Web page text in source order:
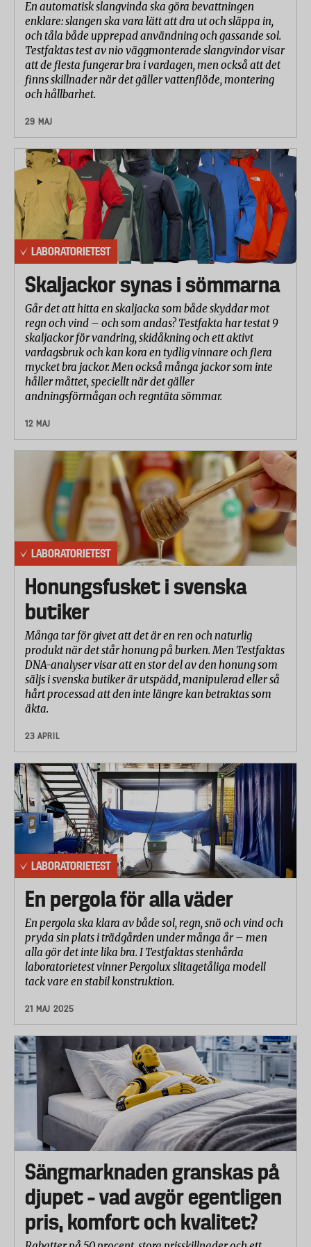
Komfort
En testpanel på tre personer utvärderade hur sköna
hörlurarna var att ha på sig på en skala mellan 1 och
Hantering
packa samt deras utformning över lag på en skala
mellan 1 och 5. De utvärderade också hur lätt det är
att hantera uppkopplingen på de trådlösa
hörlurarna.
En automatisk slangvinda ska göra bevattningen
enklare: slangen ska vara lätt att dra ut och släppa in,
och tåla både upprepad användning och gassande sol.
Testfaktas test av nio väggmonterade slangvindor visar
att de flesta fungerar bra i vardagen, men också att det
finns skillnader när det gäller vattenflöde, montering
och hållbarhet.
29 MAJ
LABORATORIETEST
Skaljackor synas i sömmarna
Går det att hitta en skaljacka som både skyddar mot
regn och vind – och som andas? Testfakta har testat 9
skaljackor för vandring, skidåkning och ett aktivt
vardagsbruk och kan kora en tydlig vinnare och flera
mycket bra jackor. Men också många jackor som inte
håller måttet, speciellt när det gäller
andningsförmågan och regntäta sömmar.
12 MAJ
LABORATORIETEST
Honungsfusket i svenska
butiker
Många tar för givet att det är en ren och naturlig
produkt när det står honung på burken. Men Testfaktas
DNA-analyser visar att en stor del av den honung som
säljs i svenska butiker är utspädd, manipulerad eller så
hårt processad att den inte längre kan betraktas som
äkta.
23 APRIL
LABORATORIETEST
En pergola för alla väder
En pergola ska klara av både sol, regn, snö och vind och
pryda sin plats i trädgården under många år – men
alla gör det inte lika bra. I Testfaktas stenhårda
laboratorietest vinner Pergolux slitagetåliga modell
tack vare en stabil konstruktion.
21 MAJ 2025
Sängmarknaden granskas på
djupet – vad avgör egentligen
pris, komfort och kvalitet?